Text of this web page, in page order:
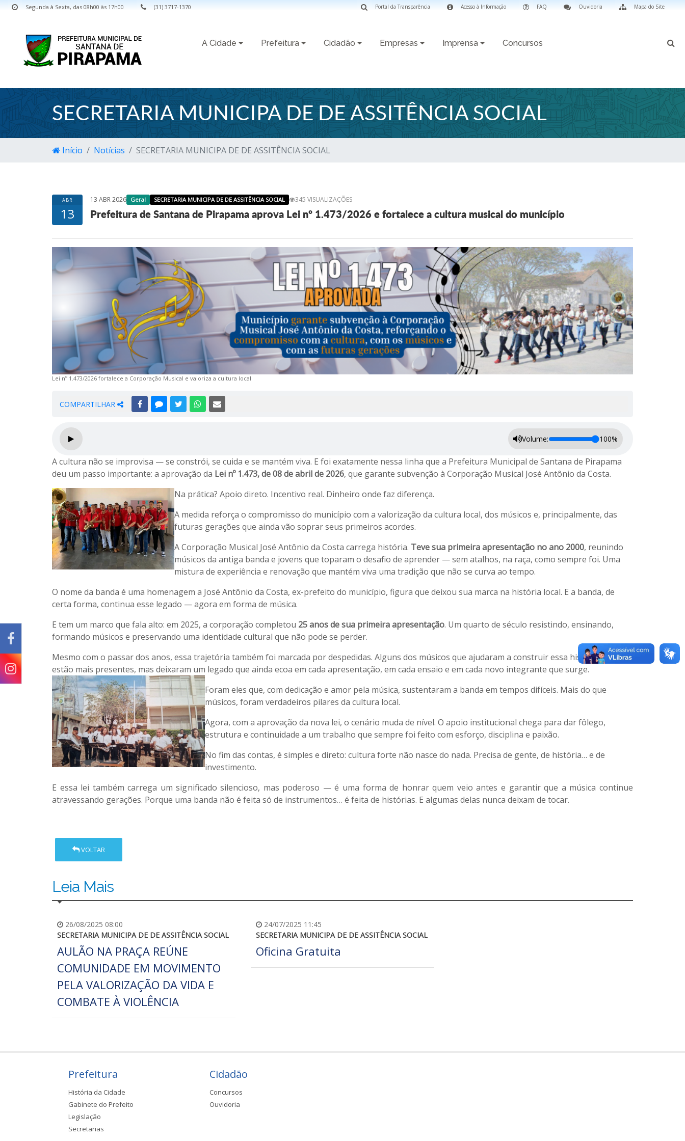
Segunda à Sexta, das 08h00 às 17h00 (31) 3717-1370 Mapa do Site
Ouvidoria
FAQ
Acesso à Informação
Portal da Transparência
A Cidade Prefeitura Cidadão Empresas Imprensa Concursos
SECRETARIA MUNICIPA DE DE ASSITÊNCIA SOCIAL
Início Notícias SECRETARIA MUNICIPA DE DE ASSITÊNCIA SOCIAL
ABR
13
13 ABR 2026 Geral SECRETARIA MUNICIPA DE DE ASSITÊNCIA SOCIAL 345 VISUALIZAÇÕES
Prefeitura de Santana de Pirapama aprova Lei nº 1.473/2026 e fortalece a cultura musical do município
Lei nº 1.473/2026 fortalece a Corporação Musical e valoriza a cultura local
COMPARTILHAR
Volume: 100%
A cultura não se improvisa — se constrói, se cuida e se mantém viva. E foi exatamente nessa linha que a Prefeitura Municipal de Santana de Pirapama
deu um passo importante: a aprovação da Lei nº 1.473, de 08 de abril de 2026, que garante subvenção à Corporação Musical José Antônio da Costa.
Na prática? Apoio direto. Incentivo real. Dinheiro onde faz diferença.
A medida reforça o compromisso do município com a valorização da cultura local, dos músicos e, principalmente, das
futuras gerações que ainda vão soprar seus primeiros acordes.
A Corporação Musical José Antônio da Costa carrega história. Teve sua primeira apresentação no ano 2000, reunindo
músicos da antiga banda e jovens que toparam o desafio de aprender — sem atalhos, na raça, como sempre foi. Uma
mistura de experiência e renovação que mantém viva uma tradição que não se curva ao tempo.
O nome da banda é uma homenagem a José Antônio da Costa, ex-prefeito do município, figura que deixou sua marca na história local. E a banda, de
certa forma, continua esse legado — agora em forma de música.
E tem um marco que fala alto: em 2025, a corporação completou 25 anos de sua primeira apresentação. Um quarto de século resistindo, ensinando,
formando músicos e preservando uma identidade cultural que não pode se perder.
Mesmo com o passar dos anos, essa trajetória também foi marcada por despedidas. Alguns dos músicos que ajudaram a construir essa história já não
estão mais presentes, mas deixaram um legado que ainda ecoa em cada apresentação, em cada ensaio e em cada novo integrante que surge.
Foram eles que, com dedicação e amor pela música, sustentaram a banda em tempos difíceis. Mais do que
músicos, foram verdadeiros pilares da cultura local.
Agora, com a aprovação da nova lei, o cenário muda de nível. O apoio institucional chega para dar fôlego,
estrutura e continuidade a um trabalho que sempre foi feito com esforço, disciplina e paixão.
No fim das contas, é simples e direto: cultura forte não nasce do nada. Precisa de gente, de história… e de
investimento.
E essa lei também carrega um significado silencioso, mas poderoso — é uma forma de honrar quem veio antes e garantir que a música continue
atravessando gerações. Porque uma banda não é feita só de instrumentos… é feita de histórias. E algumas delas nunca deixam de tocar.
VOLTAR
Leia Mais
26/08/2025 08:00
SECRETARIA MUNICIPA DE DE ASSITÊNCIA SOCIAL
AULÃO NA PRAÇA REÚNE
COMUNIDADE EM MOVIMENTO
PELA VALORIZAÇÃO DA VIDA E
COMBATE À VIOLÊNCIA
24/07/2025 11:45
SECRETARIA MUNICIPA DE DE ASSITÊNCIA SOCIAL
Oficina Gratuita
Prefeitura
História da Cidade
Gabinete do Prefeito
Legislação
Secretarias
Cidadão
Concursos
Ouvidoria